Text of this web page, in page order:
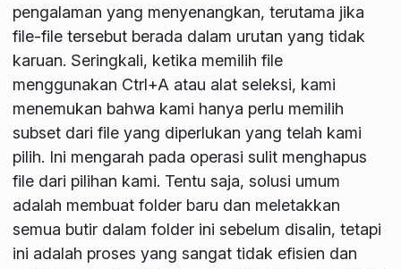
pengalaman yang menyenangkan, terutama jika
file-file tersebut berada dalam urutan yang tidak
karuan. Seringkali, ketika memilih file
menggunakan Ctrl+A atau alat seleksi, kami
menemukan bahwa kami hanya perlu memilih
subset dari file yang diperlukan yang telah kami
pilih. Ini mengarah pada operasi sulit menghapus
file dari pilihan kami. Tentu saja, solusi umum
adalah membuat folder baru dan meletakkan
semua butir dalam folder ini sebelum disalin, tetapi
ini adalah proses yang sangat tidak efisien dan